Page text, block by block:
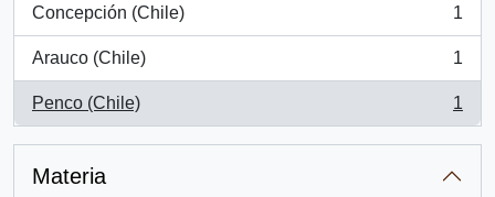
Concepción (Chile)
, 1 resultados
1
Arauco (Chile)
, 1 resultados
1
Penco (Chile)
, 1 resultados
1
Materia